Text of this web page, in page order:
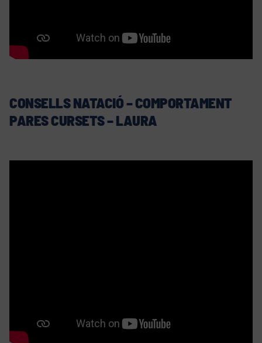
CONSELLS NATACIÓ – COMPORTAMENT
PARES CURSETS – LAURA